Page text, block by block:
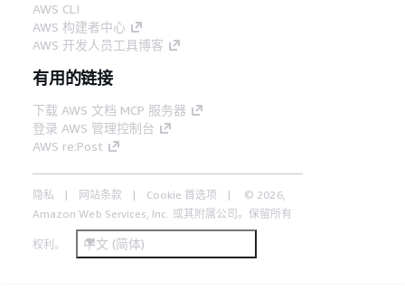
AWS CLI
AWS 构建者中心
AWS 开发人员工具博客
有用的链接
下载 AWS 文档 MCP 服务器
登录 AWS 管理控制台
AWS re:Post
隐私 网站条款 Cookie 首选项
© 2026,
Amazon Web Services, Inc. 或其附属公司。保留所有
权利。 中文 (简体)